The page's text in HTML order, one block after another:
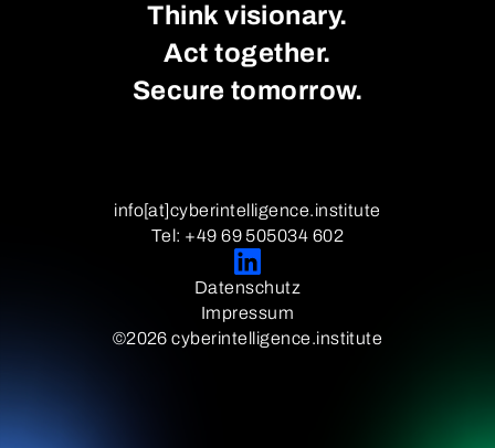
Think visionary.
Act together.
Secure tomorrow.
©2026 cyberintelligence.institute
Impressum
Datenschutz
Tel: +49 69 505034 602
info[at]cyberintelligence.institute